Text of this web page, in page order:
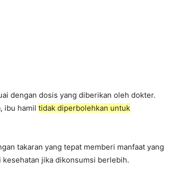
dengan dosis yang diberikan oleh dokter.
ibu hamil tidak diperbolehkan untuk
takaran yang tepat memberi manfaat yang
kesehatan jika dikonsumsi berlebih.